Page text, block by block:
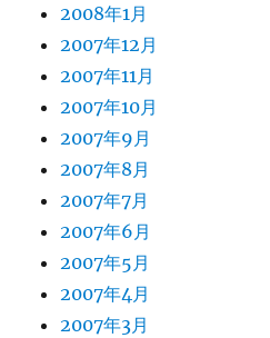
2008年1月
2007年12月
2007年11月
2007年10月
2007年9月
2007年8月
2007年7月
2007年6月
2007年5月
2007年4月
2007年3月